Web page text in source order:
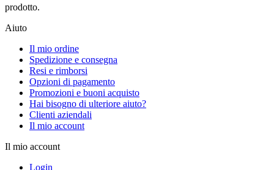
prodotto.
Aiuto
Il mio ordine
Spedizione e consegna
Resi e rimborsi
Opzioni di pagamento
Promozioni e buoni acquisto
Hai bisogno di ulteriore aiuto?
Clienti aziendali
Il mio account
Il mio account
Login